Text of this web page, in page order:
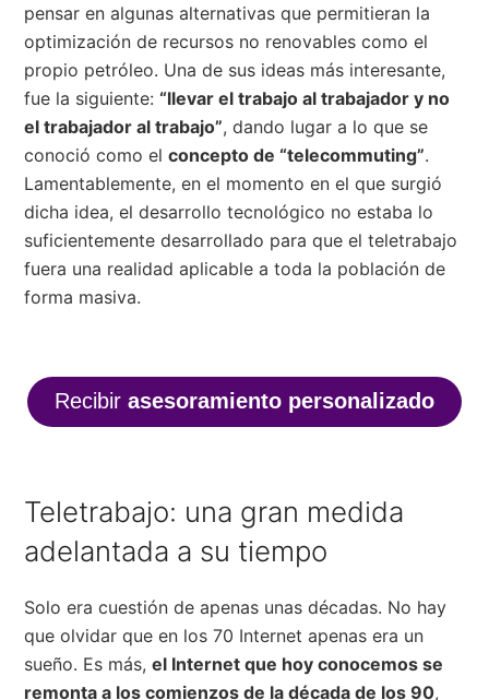
pensar en algunas alternativas que permitieran la
optimización de recursos no renovables como el
propio petróleo. Una de sus ideas más interesante,
fue la siguiente:“llevar el trabajo al trabajador y no
el trabajador al trabajo”, dando lugar a lo que se
conoció como elconcepto de “telecommuting”.
Lamentablemente, en el momento en el que surgió
dicha idea, el desarrollo tecnológico no estaba lo
suficientemente desarrollado para que el teletrabajo
fuera una realidad aplicable a toda la población de
forma masiva.
Recibir asesoramiento personalizado
Teletrabajo: una gran medida
adelantada a su tiempo
Solo era cuestión de apenas unas décadas. No hay
que olvidar que en los 70 Internet apenas era un
sueño. Es más,el Internet que hoy conocemos se
remonta a los comienzos de la década de los 90,